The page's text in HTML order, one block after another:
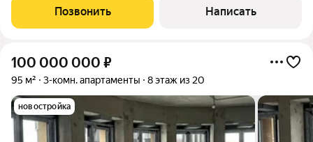
в современном стиле с использованием натуральных
материалов, потолки украшены
Позвонить Написать
100 000 000 ₽
95 м² 3-комн. апартаменты 8 этаж из 20
новостройка